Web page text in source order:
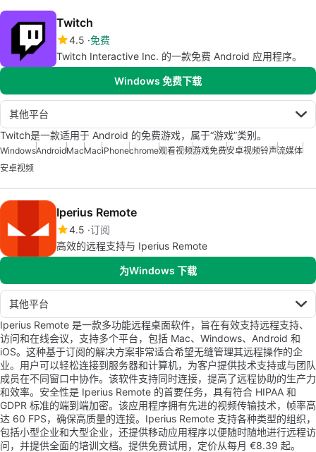
Twitch
4.5 免费
Twitch Interactive Inc. 的一款免费 Android 应用程序。
Windows 免费下载
其他平台
Twitch是一款适用于 Android 的免费游戏，属于“游戏”类别。
WindowsAndroidMacMaciPhonechrome观看视频游戏免费安卓视频铃声流媒体
安卓视频
Iperius Remote
4.5 订阅
高效的远程支持与 Iperius Remote
为Windows 下载
其他平台
Iperius Remote 是一款多功能远程桌面软件，旨在有效支持远程支持、
访问和在线会议，支持多个平台，包括 Mac、Windows、Android 和
iOS。这种基于订阅的解决方案非常适合希望无缝管理其远程操作的企
业。用户可以轻松连接到服务器和计算机，为客户提供技术支持或与团队
成员在不同窗口中协作。该软件支持同时连接，提高了远程协助的生产力
和效率。安全性是 Iperius Remote 的首要任务，具有符合 HIPAA 和
GDPR 标准的端到端加密。该应用程序拥有先进的视频传输技术，帧率高
达 60 FPS，确保高质量的连接。Iperius Remote 支持各种类型的组织，
包括小型企业和大型企业，还提供移动应用程序以便随时随地进行远程访
问，并提供全面的培训文档。提供免费试用，定价从每月 €8.39 起。